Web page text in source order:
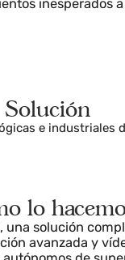
Solución